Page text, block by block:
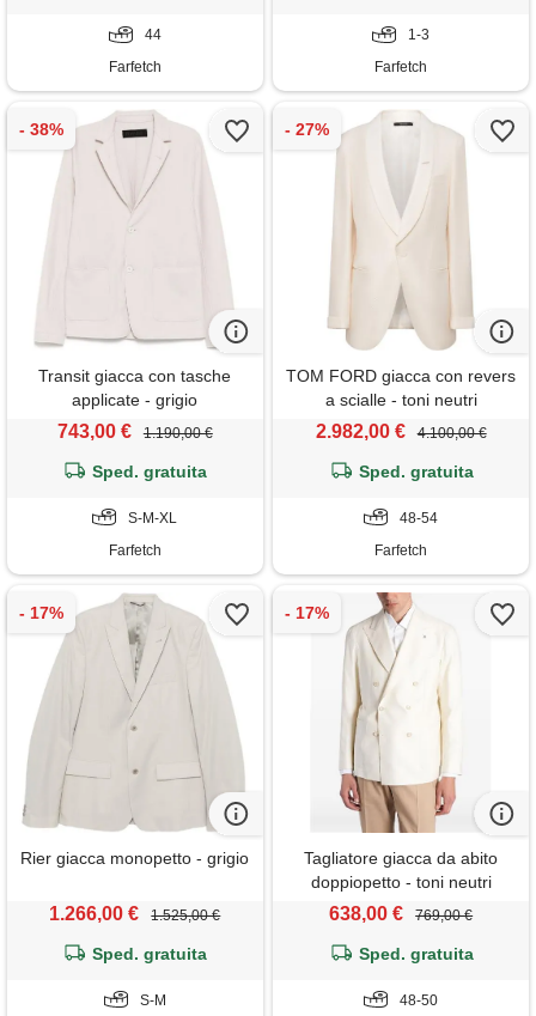
44
Farfetch
1-3
Farfetch
Transit giacca con tasche
applicate - grigio
743,00 € 1.190,00 €
Sped. gratuita
S-M-XL
Farfetch
TOM FORD giacca con revers
a scialle - toni neutri
2.982,00 € 4.100,00 €
Sped. gratuita
48-54
Farfetch
Rier giacca monopetto - grigio
1.266,00 € 1.525,00 €
Sped. gratuita
S-M
Tagliatore giacca da abito
doppiopetto - toni neutri
638,00 € 769,00 €
Sped. gratuita
48-50